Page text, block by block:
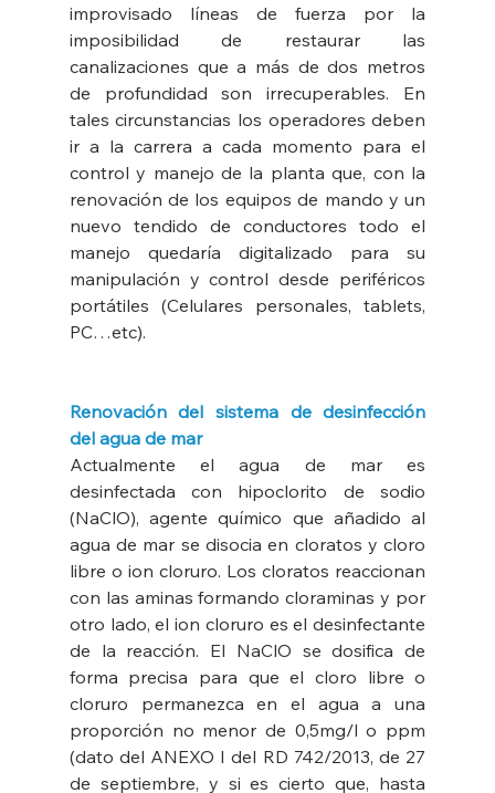
improvisado líneas de fuerza por la
imposibilidad de restaurar las
canalizaciones que a más de dos metros
de profundidad son irrecuperables. En
tales circunstancias los operadores deben
ir a la carrera a cada momento para el
control y manejo de la planta que, con la
renovación de los equipos de mando y un
nuevo tendido de conductores todo el
manejo quedaría digitalizado para su
manipulación y control desde periféricos
portátiles (Celulares personales, tablets,
PC…etc).
Renovación del sistema de desinfección
del agua de mar
Actualmente el agua de mar es
desinfectada con hipoclorito de sodio
(NaClO), agente químico que añadido al
agua de mar se disocia en cloratos y cloro
libre o ion cloruro. Los cloratos reaccionan
con las aminas formando cloraminas y por
otro lado, el ion cloruro es el desinfectante
de la reacción. El NaClO se dosifica de
forma precisa para que el cloro libre o
cloruro permanezca en el agua a una
proporción no menor de 0,5mg/l o ppm
(dato del ANEXO I del RD 742/2013, de 27
de septiembre, y si es cierto que, hasta